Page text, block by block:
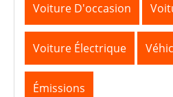
Voiture D'occasion
Voiture Électrique
Émissions